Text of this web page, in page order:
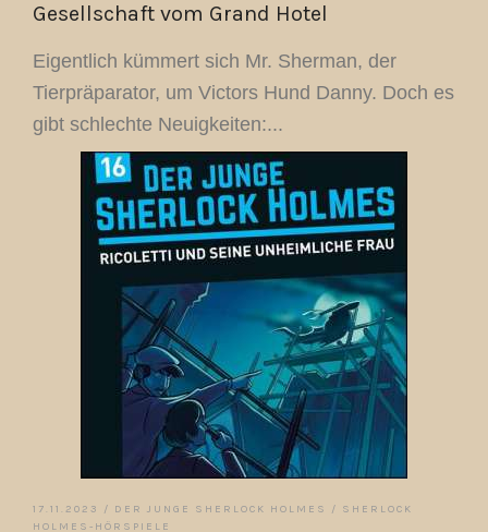
Gesellschaft vom Grand Hotel
Eigentlich kümmert sich Mr. Sherman, der
Tierpräparator, um Victors Hund Danny. Doch es
gibt schlechte Neuigkeiten:...
17.11.2023 / DER JUNGE SHERLOCK HOLMES / SHERLOCK
HOLMES-HÖRSPIELE